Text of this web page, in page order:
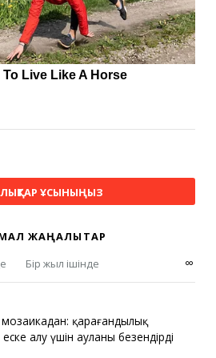
ҰСЫНЫҢЫЗ
ЖАҢАЛЫҚТАР
Бір жыл ішінде ∞
мозаикадан: қарағандылық
алу үшін ауланы безендірді